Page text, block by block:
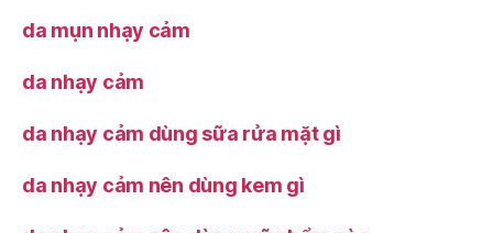
da mụn nhạy cảm
da nhạy cảm
da nhạy cảm dùng sữa rửa mặt gì
da nhạy cảm nên dùng kem gì